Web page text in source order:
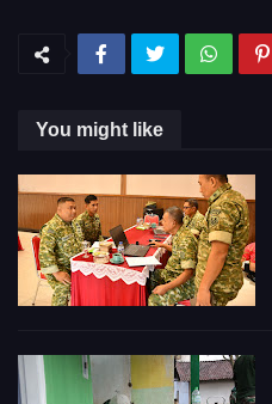
You might like